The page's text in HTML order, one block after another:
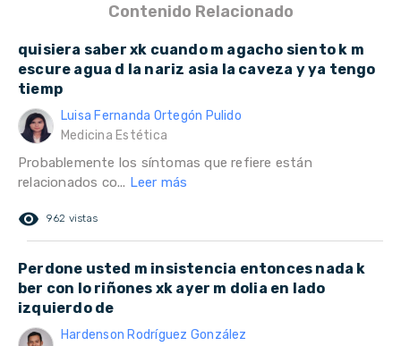
Contenido Relacionado
quisiera saber xk cuando m agacho siento k m
escure agua d la nariz asia la caveza y ya tengo
tiemp
Luisa Fernanda Ortegón Pulido
Medicina Estética
Probablemente los síntomas que refiere están
relacionados co... Leer más
remove_red_eye 962 vistas
Perdone usted m insistencia entonces nada k
ber con lo riñones xk ayer m dolia en lado
izquierdo de
Hardenson Rodríguez González